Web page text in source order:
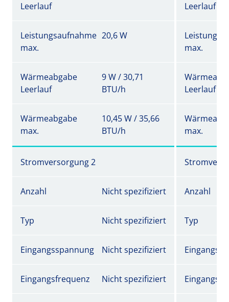
Leerlauf
Leerlauf
Leistungsaufnahme
max.
20,6 W
max.
Wärmeabgabe
Leerlauf
9 W / 30,71
BTU/h
Leerlauf
Wärmeabgabe
max.
10,45 W / 35,66
BTU/h
max.
Stromversorgung 2
Anzahl Nicht spezifiziert Anzahl
Typ Nicht spezifiziert Typ
Eingangsspannung Nicht spezifiziert
Eingangsfrequenz Nicht spezifiziert